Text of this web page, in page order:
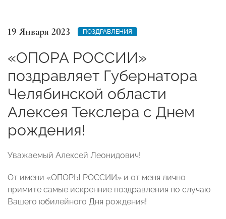
19 Января 2023 ПОЗДРАВЛЕНИЯ
«ОПОРА РОССИИ»
поздравляет Губернатора
Челябинской области
Алексея Текслера с Днем
рождения!
Уважаемый Алексей Леонидович!
От имени «ОПОРЫ РОССИИ» и от меня лично
примите самые искренние поздравления по случаю
Вашего юбилейного Дня рождения!